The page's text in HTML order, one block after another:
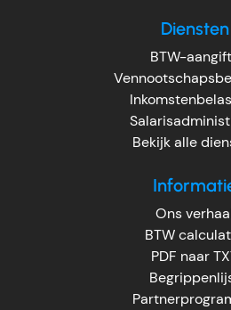
Diensten
BTW-
Bekijk alle
Ons
BTW
PDF naar